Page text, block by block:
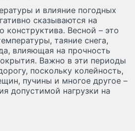
и влияние погодных
сказываются на
конструктива. Весной – это
таяние снега,
влияющая на прочность
Важно в эти периоды
поскольку колейность,
пучины и многое другое –
допустимой нагрузки на